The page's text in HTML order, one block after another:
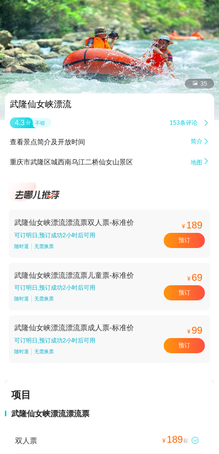
 35
武隆仙女峡漂流
4.3 分 不错 153条评论 
查看景点简介及开放时间 简介 
重庆市武隆区城西南乌江二桥仙女山景区 地图 
武隆仙女峡漂流漂流票双人票-标准价
可订明日,预订成功2小时后可用
随时退 无需换票
¥ 189
预订
武隆仙女峡漂流漂流票儿童票-标准价
可订明日,预订成功2小时后可用
随时退 无需换票
¥ 69
预订
武隆仙女峡漂流漂流票成人票-标准价
可订明日,预订成功2小时后可用
随时退 无需换票
¥ 99
预订
项目
武隆仙女峡漂流漂流票
双人票 ¥ 189起 
